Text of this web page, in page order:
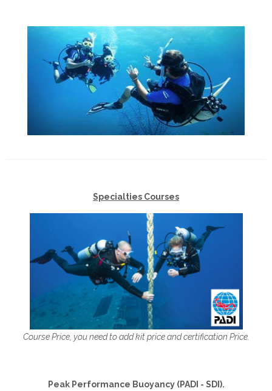
Specialties Courses
Course Price, you need to add kit price and certification Price.
Peak Performance Buoyancy (PADI - SDI).